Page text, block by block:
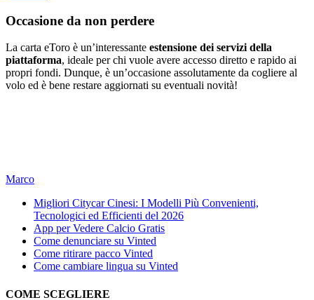
Occasione da non perdere
La carta eToro è un’interessante estensione dei servizi della
piattaforma, ideale per chi vuole avere accesso diretto e rapido ai
propri fondi. Dunque, è un’occasione assolutamente da cogliere al
volo ed è bene restare aggiornati su eventuali novità!
Marco
Migliori Citycar Cinesi: I Modelli Più Convenienti,
Tecnologici ed Efficienti del 2026
App per Vedere Calcio Gratis
Come denunciare su Vinted
Come ritirare pacco Vinted
Come cambiare lingua su Vinted
COME SCEGLIERE